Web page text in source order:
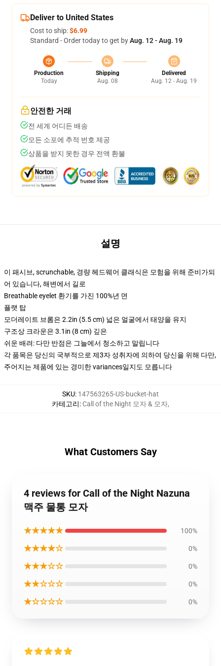
Deliver to United States
Cost to ship:$6.99
Standard - Order today to get byAug. 12 - Aug. 19
Production
Today
Shipping
Aug. 08
Delivered
Aug. 12 - Aug. 19
안전한 거래
전 세계 어디든 배송
모든 소포에 추적 번호 제공
상품을 받지 못한 경우 전액 환불
설명
이 패시브, scrunchable, 경량 헤드웨어 클래식은 모험을 위해 준비가되
어 있습니다, 해변에서 길로
Breathable eyelet 환기를 가진 100%년 면
플랫 탑
모더레이트 브롬은 2.2in (5.5 cm) 넓은 얼굴에서 태양을 유지
구조상 크라운은 3.1in (8 cm) 깊은
쉬운 배려: 다만 반점은 그늘에서 청소하고 말립니다
각 품목은 당신의 국부적으로 제3자 성취자에 의하여 당신을 위해 다만,
주어지는 제품에 있는 경미한 variances일지도 모릅니다
SKU: 147563265-US-bucket-hat
카테고리: Call of the Night 모자 & 모자,
What Customers Say
4 reviews for Call of the Night Nazuna
맥주 물통 모자
★★★★★ 100%
★★★★☆ 0%
★★★☆☆ 0%
★★☆☆☆ 0%
★☆☆☆☆ 0%